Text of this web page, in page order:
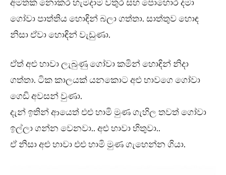
අමතක නොකර හැමදාම වතුර සහ පොහොර දමා
ගෝවා පාත්තිය හොඳින් බලා ගත්තා. සාත්තුව හොඳ
නිසා ඒවා හොඳින් වැඩුණා.
ඒත් අළු හාවා ලැබුණු ගෝවා කමින් හොඳින් නිදා
ගත්තා. ටික කාලයක් යනකොට අළු හාවගෙ ගෝවා
ගෙඩි අවසන් වුණා.
දැන් ඉතින් ආයෙත් එළු හාමි මුණ ගැහිල තවත් ගෝවා
ඉල්ලා ගන්න වෙනවා.. අළු හාවා හිතුවා..
ඒ නිසා අළු හාවා එළු හාමි මුණ ගැහෙන්න ගියා.